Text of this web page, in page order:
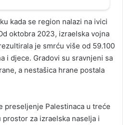
kada se region nalazi na ivici
oktobra 2023, izraelska vojna
je smrću više od 59.100
i djece. Gradovi su sravnjeni sa
a nestašica hrane postala
preseljenje Palestinaca u treće
prostor za izraelska naselja i